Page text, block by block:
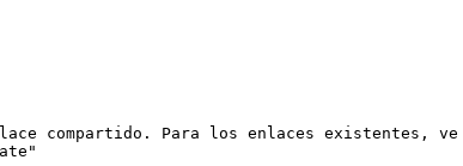
compartido. Para los enlaces existentes,